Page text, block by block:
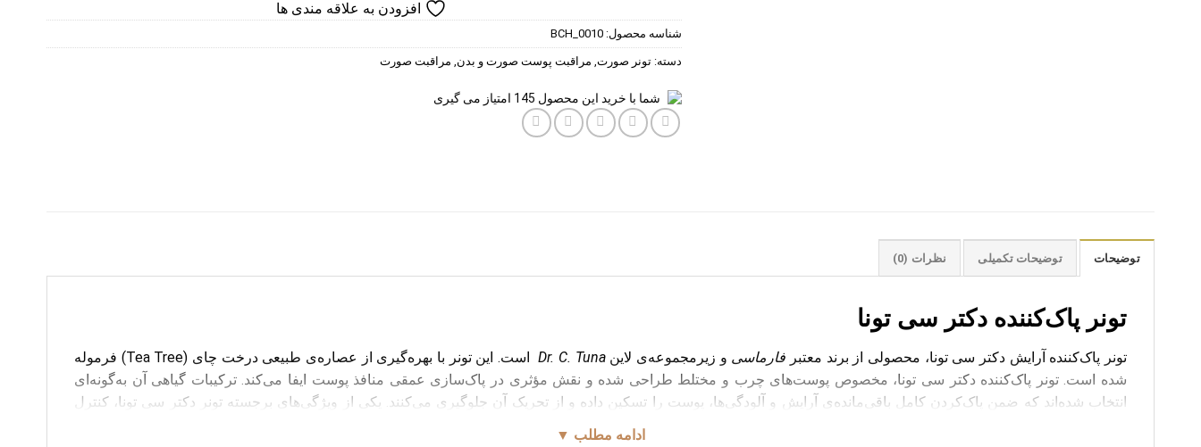
افزودن به علاقه مندی ها
شناسه محصول:BCH_0010
دسته:تونر صورت مراقبت پوست صورت و بدن مراقبت صورت
شما با خرید این محصول 145 امتیاز می گیری
توضیحات توضیحات تکمیلی نظرات (0)
تونر پاک‌کننده دکتر سی تونا
تونر پاک‌کننده آرایش دکتر سی تونا، محصولی از برند معتبر فارماسی و زیرمجموعه‌ی لاینDr. C. Tuna
است. این تونر با بهره‌گیری از عصاره‌ی طبیعی درخت چای (Tea Tree) فرموله
شده است. تونر پاک‌کننده دکتر سی تونا، مخصوص پوست‌های چرب و مختلط طراحی شده و نقش مؤثری در پاک‌سازی عمقی منافذ پوست ایفا می‌کند. ترکیبات گیاهی آن به‌گونه‌ای
انتخاب شده‌اند که ضمن پاک‌کردن کامل باقی‌مانده‌ی آرایش و آلودگی‌ها، پوست را تسکین داده و از تحریک آن جلوگیری می‌کنند. یکی از ویژگی‌های برجسته تونر دکتر سی تونا، کنترل
ادامه مطلب ▼